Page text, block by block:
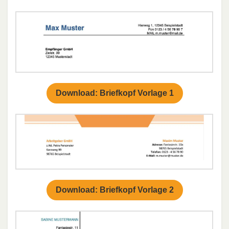
Download: Briefkopf Vorlage 1
Download: Briefkopf Vorlage 2